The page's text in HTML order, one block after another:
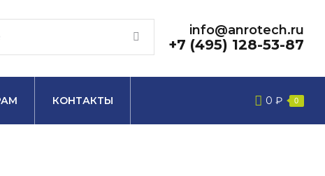
info@anrotech.ru
+7 (495) 128-53-87
КОНТАКТЫ 0 ₽ 0